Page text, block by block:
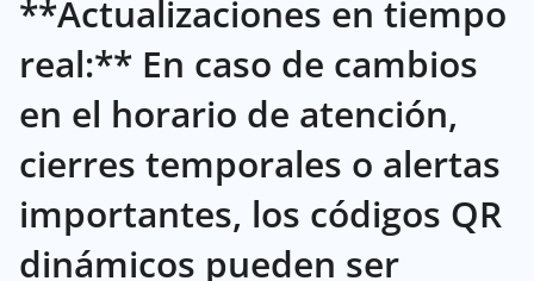
**Actualizaciones en tiempo
real:** En caso de cambios
en el horario de atención,
cierres temporales o alertas
importantes, los códigos QR
dinámicos pueden ser